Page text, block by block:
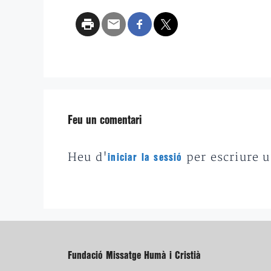
Feu un comentari
Heu d'iniciar la sessió per escriure
Fundació Missatge Humà i Cristià